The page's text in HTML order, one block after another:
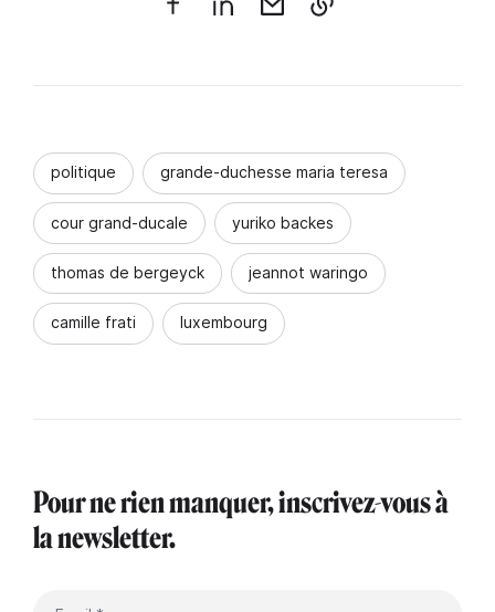
politique grande-duchesse maria teresa
cour grand-ducale yuriko backes
thomas de bergeyck jeannot waringo
camille frati luxembourg
Pour ne rien manquer, inscrivez-vous à
la newsletter.